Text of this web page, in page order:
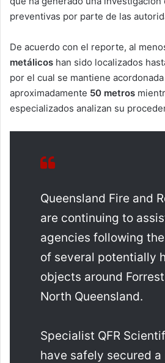
preventivas por parte de las
De acuerdo con el reporte, al
metálicos han sido localizados
por el cual se mantiene
aproximadamente 50 metros
especializados analizan su
Queensland Fire and
are continuing to
agencies following
of several potentially
objects around
North Queensland.
Specialist QFR
have safely secured